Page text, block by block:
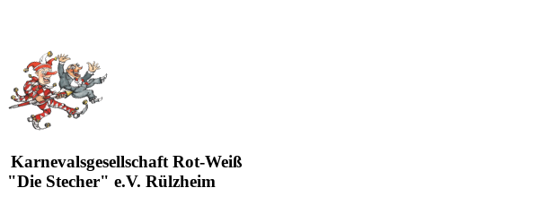
Karnevalsgesellschaft Rot-Weiß
"Die Stecher" e.V. Rülzheim